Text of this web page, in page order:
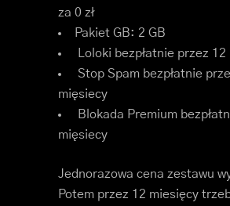
za 0 zł
Pakiet GB: 2 GB
Loloki bezpłatnie przez
Stop Spam bezpłatnie
mięsiecy
Blokada Premium
mięsiecy
Jednorazowa cena zestawu
Potem przez 12 miesięcy